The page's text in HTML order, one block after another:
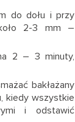
do dołu i przy
2-3 mm –
2 – 3 minuty,
bakłażany
kiedy wszystkie
i odstawić